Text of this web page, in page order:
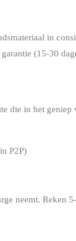
in
(15-30
die in het
P2P)
neemt. Reken